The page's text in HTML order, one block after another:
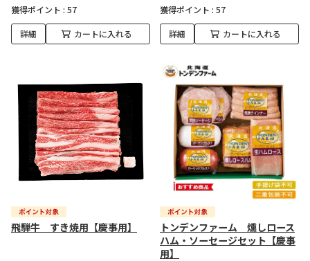
獲得ポイント : 57
詳細 カートに入れる
獲得ポイント : 57
詳細 カートに入れる
飛騨牛 すき焼用【慶事用】
トンデンファーム 燻しロース
ハム・ソーセージセット【慶事
用】